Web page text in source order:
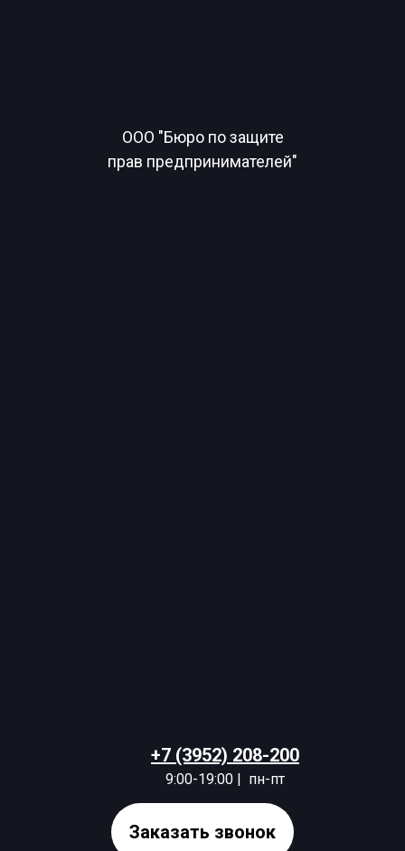
ООО "Бюро по защите
прав предпринимателей"
+7 (3952) 208-200
9:00-19:00 | пн-пт
Заказать звонок